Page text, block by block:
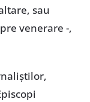
sau
venerare -,